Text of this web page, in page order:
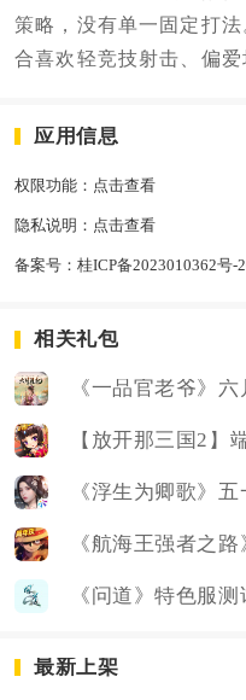
策略，没有单一固定打
合喜欢轻竞技射击、偏
应用信息
权限功能： 点击查看
隐私说明： 点击查看
备案号： 桂ICP备2023010362号-
相关礼包
《一品官老爷》
【放开那三国2】
《浮生为卿歌》
《航海王强者之
《问道》特色服
最新上架